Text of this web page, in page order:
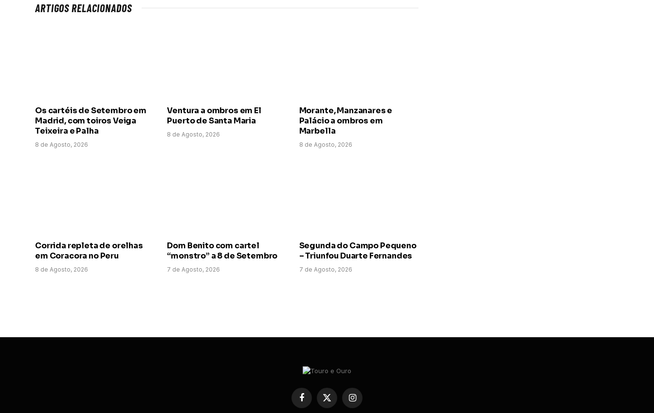
ARTIGOS RELACIONADOS
Os cartéis de Setembro em
Madrid, com toiros Veiga
Teixeira e Palha
8 de Agosto, 2026
Ventura a ombros em El
Puerto de Santa Maria
8 de Agosto, 2026
Morante, Manzanares e
Palácio a ombros em
Marbella
8 de Agosto, 2026
Corrida repleta de orelhas
em Coracora no Peru
8 de Agosto, 2026
Dom Benito com cartel
“monstro” a 8 de Setembro
7 de Agosto, 2026
Segunda do Campo Pequeno
– Triunfou Duarte Fernandes
7 de Agosto, 2026
Facebook
X
(Twitter)
Instagram